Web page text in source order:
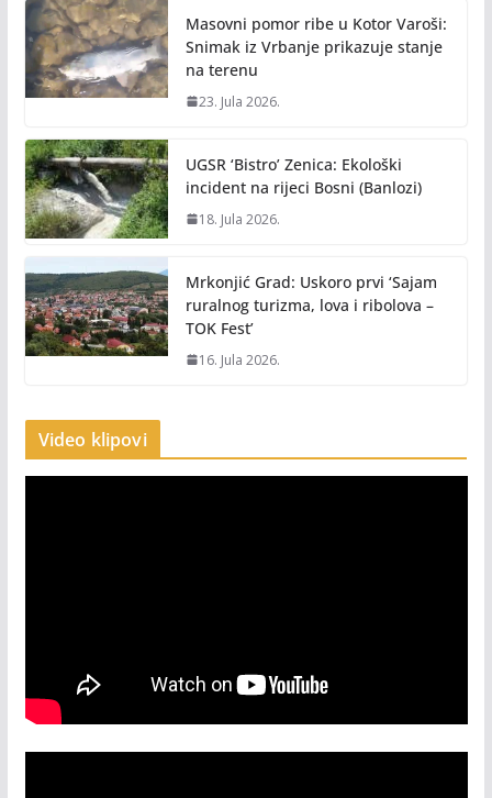
Masovni pomor ribe u Kotor Varoši:
Snimak iz Vrbanje prikazuje stanje
na terenu
23. Jula 2026.
UGSR ‘Bistro’ Zenica: Ekološki
incident na rijeci Bosni (Banlozi)
18. Jula 2026.
Mrkonjić Grad: Uskoro prvi ‘Sajam
ruralnog turizma, lova i ribolova –
TOK Fest’
16. Jula 2026.
Video klipovi